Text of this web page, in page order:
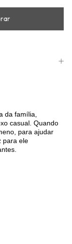
da família,
casual. Quando
para ajudar
para ele